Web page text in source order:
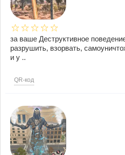
за ваше Деструктивное
разрушить, взорвать,
и у ..
QR-код